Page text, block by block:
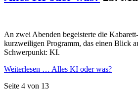
An zwei Abenden begeisterte die
kurzweiligen Programm, das einen Blick
Schwerpunkt: KI.
Weiterlesen … Alles KI oder was?
Seite 4 von 13